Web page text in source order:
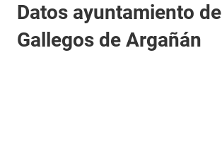
Datos ayuntamiento de
Gallegos de Argañán